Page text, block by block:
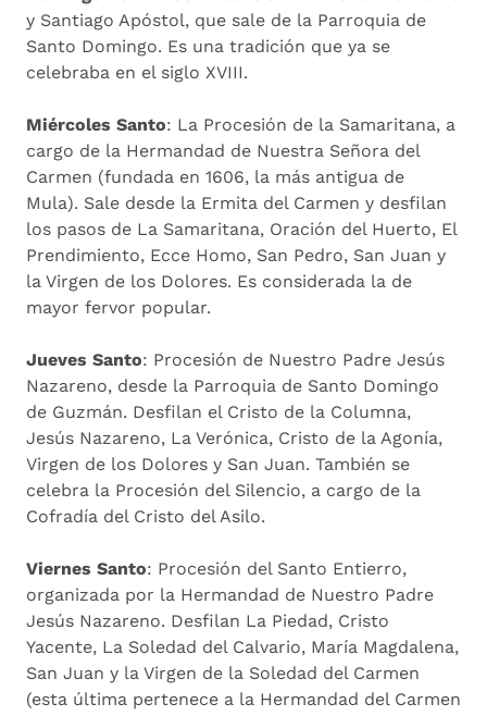
y Santiago Apóstol, que sale de la Parroquia de
Santo Domingo. Es una tradición que ya se
celebraba en el siglo XVIII.
Miércoles Santo: La Procesión de la Samaritana, a
cargo de la Hermandad de Nuestra Señora del
Carmen (fundada en 1606, la más antigua de
Mula). Sale desde la Ermita del Carmen y desfilan
los pasos de La Samaritana, Oración del Huerto, El
Prendimiento, Ecce Homo, San Pedro, San Juan y
la Virgen de los Dolores. Es considerada la de
mayor fervor popular.
Jueves Santo: Procesión de Nuestro Padre Jesús
Nazareno, desde la Parroquia de Santo Domingo
de Guzmán. Desfilan el Cristo de la Columna,
Jesús Nazareno, La Verónica, Cristo de la Agonía,
Virgen de los Dolores y San Juan. También se
celebra la Procesión del Silencio, a cargo de la
Cofradía del Cristo del Asilo.
Viernes Santo: Procesión del Santo Entierro,
organizada por la Hermandad de Nuestro Padre
Jesús Nazareno. Desfilan La Piedad, Cristo
Yacente, La Soledad del Calvario, María Magdalena,
San Juan y la Virgen de la Soledad del Carmen
(esta última pertenece a la Hermandad del Carmen